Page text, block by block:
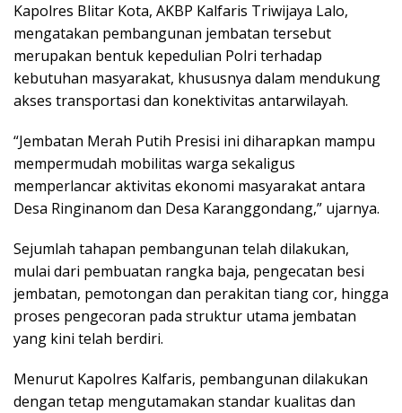
Kapolres Blitar Kota, AKBP Kalfaris Triwijaya Lalo,
mengatakan pembangunan jembatan tersebut
merupakan bentuk kepedulian Polri terhadap
kebutuhan masyarakat, khususnya dalam mendukung
akses transportasi dan konektivitas antarwilayah.
“Jembatan Merah Putih Presisi ini diharapkan mampu
mempermudah mobilitas warga sekaligus
memperlancar aktivitas ekonomi masyarakat antara
Desa Ringinanom dan Desa Karanggondang,” ujarnya.
Sejumlah tahapan pembangunan telah dilakukan,
mulai dari pembuatan rangka baja, pengecatan besi
jembatan, pemotongan dan perakitan tiang cor, hingga
proses pengecoran pada struktur utama jembatan
yang kini telah berdiri.
Menurut Kapolres Kalfaris, pembangunan dilakukan
dengan tetap mengutamakan standar kualitas dan